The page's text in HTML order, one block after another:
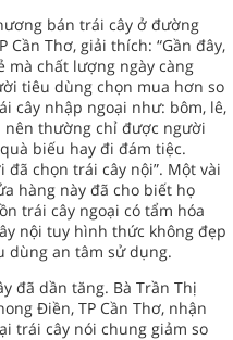
bán trái cây ở đường
Cần Thơ, giải thích: “Gần đây,
mà chất lượng ngày càng
tiêu dùng chọn mua hơn so
cây nhập ngoại như: bôm, lê,
nên thường chỉ được người
biếu hay đi đám tiệc.
chọn trái cây nội”. Một vài
hàng này đã cho biết họ
trái cây ngoại có tẩm hóa
nội tuy hình thức không đẹp
dùng an tâm sử dụng.
đã dần tăng. Bà Trần Thị
Điền, TP Cần Thơ, nhận
trái cây nói chung giảm so